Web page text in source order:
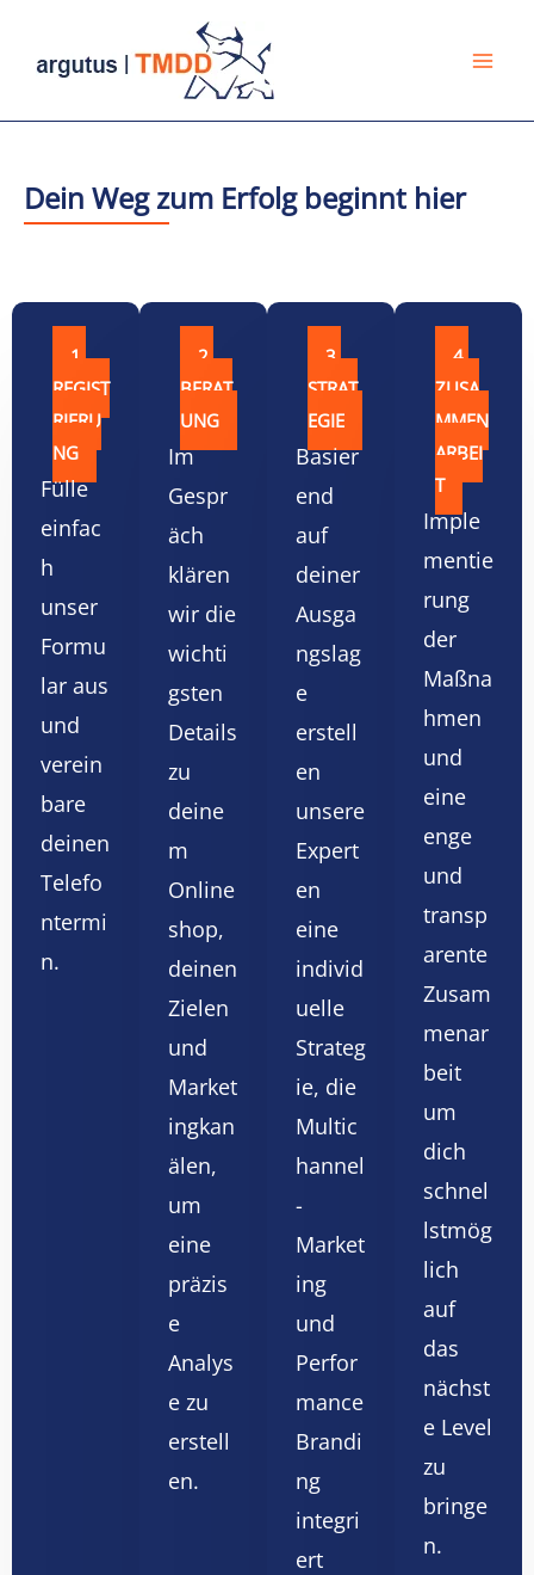
Inhalt
Dein Weg zum Erfolg beginnt hier
1.
REGIST
RIERU
NG
Fülle
einfac
h
unser
Formu
lar aus
und
verein
bare
deinen
Telefo
ntermi
n.
2.
BERAT
UNG
Im
Gespr
äch
klären
wir die
wichti
gsten
Details
zu
deine
m
Online
shop,
deinen
Zielen
und
Market
ingkan
älen,
um
eine
präzis
e
Analys
e zu
erstell
en.
3.
STRAT
EGIE
Basier
end
auf
deiner
Ausga
ngslag
e
erstell
en
unsere
Expert
en
eine
individ
uelle
Strateg
ie, die
Multic
hannel
-
Market
ing
und
Perfor
mance
Brandi
ng
integri
ert
4.
ZUSA
MMEN
ARBEI
T
Imple
mentie
rung
der
Maßna
hmen
und
eine
enge
und
transp
arente
Zusam
menar
beit
um
dich
schnel
lstmög
lich
auf
das
nächst
e Level
zu
bringe
n.